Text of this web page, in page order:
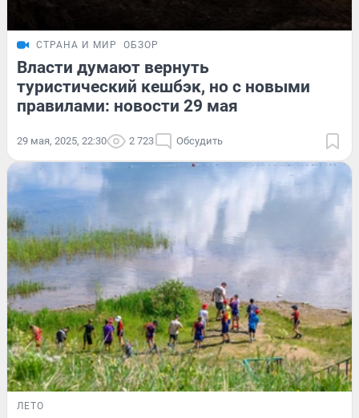
СТРАНА И МИР ОБЗОР
Власти думают вернуть
туристический кешбэк, но с новыми
правилами: новости 29 мая
29 мая, 2025, 22:30 2 723 Обсудить
ЛЕТО